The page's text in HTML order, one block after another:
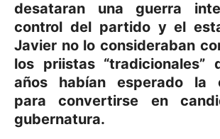
desataran una guerra
control del partido y el
Javier no lo consideraban
los priistas “tradicionales”
años habían esperado la
para convertirse en
gubernatura.